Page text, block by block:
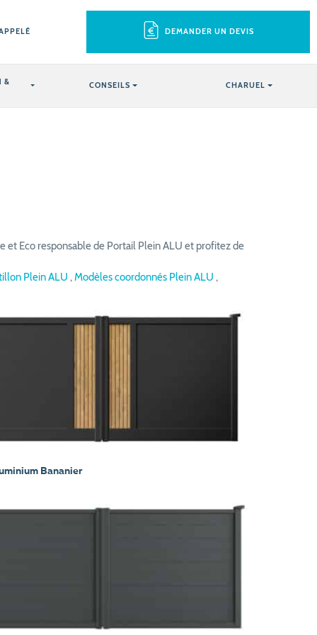
DEMANDER UN DEVIS
& CONSEILS CHARUEL
et Eco responsable de Portail Plein ALU et profitez de
Plein ALU ,Modèles coordonnés Plein ALU ,
Bananier